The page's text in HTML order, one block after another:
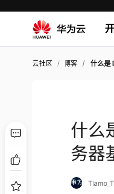
云社区 博客 什么是
什么
务器
Tiamo_T